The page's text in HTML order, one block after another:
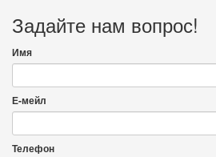
Задайте нам вопрос!
Имя
Е-мейл
Телефон